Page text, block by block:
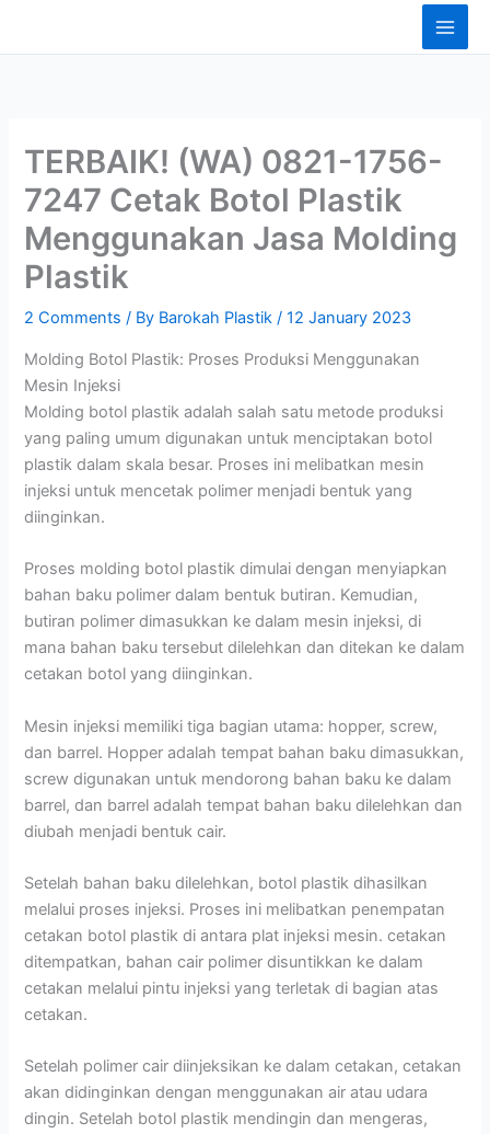
TERBAIK! (WA) 0821-1756-
7247 Cetak Botol Plastik
Menggunakan Jasa Molding
Plastik
2 Comments / By Barokah Plastik/12 January 2023
Molding Botol Plastik: Proses Produksi Menggunakan
Mesin Injeksi
Molding botol plastik adalah salah satu metode produksi
yang paling umum digunakan untuk menciptakan botol
plastik dalam skala besar. Proses ini melibatkan mesin
injeksi untuk mencetak polimer menjadi bentuk yang
diinginkan.
Proses molding botol plastik dimulai dengan menyiapkan
bahan baku polimer dalam bentuk butiran. Kemudian,
butiran polimer dimasukkan ke dalam mesin injeksi, di
mana bahan baku tersebut dilelehkan dan ditekan ke dalam
cetakan botol yang diinginkan.
Mesin injeksi memiliki tiga bagian utama: hopper, screw,
dan barrel. Hopper adalah tempat bahan baku dimasukkan,
screw digunakan untuk mendorong bahan baku ke dalam
barrel, dan barrel adalah tempat bahan baku dilelehkan dan
diubah menjadi bentuk cair.
Setelah bahan baku dilelehkan, botol plastik dihasilkan
melalui proses injeksi. Proses ini melibatkan penempatan
cetakan botol plastik di antara plat injeksi mesin. cetakan
ditempatkan, bahan cair polimer disuntikkan ke dalam
cetakan melalui pintu injeksi yang terletak di bagian atas
cetakan.
Setelah polimer cair diinjeksikan ke dalam cetakan, cetakan
akan didinginkan dengan menggunakan air atau udara
dingin. Setelah botol plastik mendingin dan mengeras,